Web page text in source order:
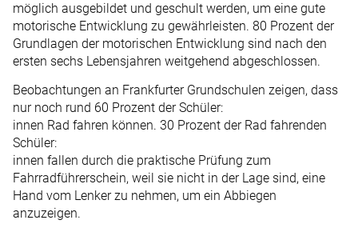
möglich ausgebildet und geschult werden, um eine gute
motorische Entwicklung zu gewährleisten. 80 Prozent der
Grundlagen der motorischen Entwicklung sind nach den
ersten sechs Lebensjahren weitgehend abgeschlossen.
Beobachtungen an Frankfurter Grundschulen zeigen, dass
nur noch rund 60 Prozent der Schüler:
innen Rad fahren können. 30 Prozent der Rad fahrenden
Schüler:
innen fallen durch die praktische Prüfung zum
Fahrradführerschein, weil sie nicht in der Lage sind, eine
Hand vom Lenker zu nehmen, um ein Abbiegen
anzuzeigen.